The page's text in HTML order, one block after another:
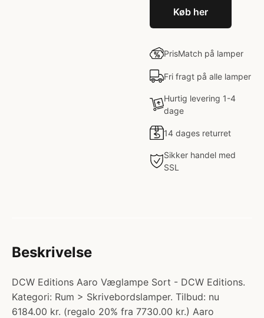
Køb her
PrisMatch på lamper
Fri fragt på alle lamper
Hurtig levering 1-4
dage
14 dages returret
Sikker handel med
SSL
Beskrivelse
DCW Editions Aaro Væglampe Sort - DCW Editions.
Kategori: Rum > Skrivebordslamper. Tilbud: nu
6184.00 kr. (regalo 20% fra 7730.00 kr.) Aaro